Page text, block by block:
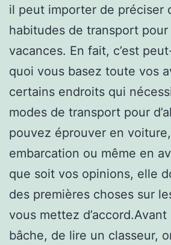
il peut importer de préciser
habitudes de transport
vacances. En fait, c’est
quoi vous basez toute vos
certains endroits qui
modes de transport pour
pouvez éprouver en
embarcation ou même en
que soit vos opinions, elle
des premières choses sur
vous mettez d’accord.Avant
bâche, de lire un classeur,